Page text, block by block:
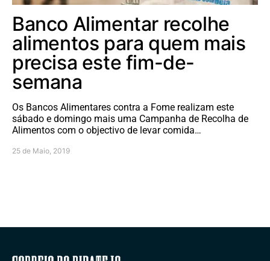
Banco Alimentar recolhe
alimentos para quem mais
precisa este fim-de-
semana
Os Bancos Alimentares contra a Fome realizam este
sábado e domingo mais uma Campanha de Recolha de
Alimentos com o objectivo de levar comida…
25 de Maio, 2019